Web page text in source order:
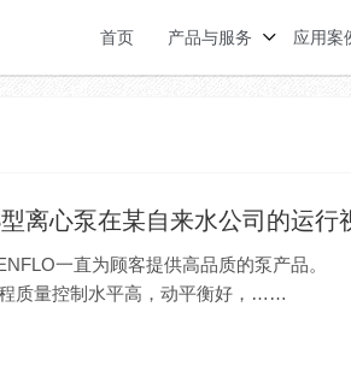
首页 产品与服务 应用案
离心泵在某自来水公司的运行
一直为顾客提供高品质的泵产品。
质量控制水平高，动平衡好，……